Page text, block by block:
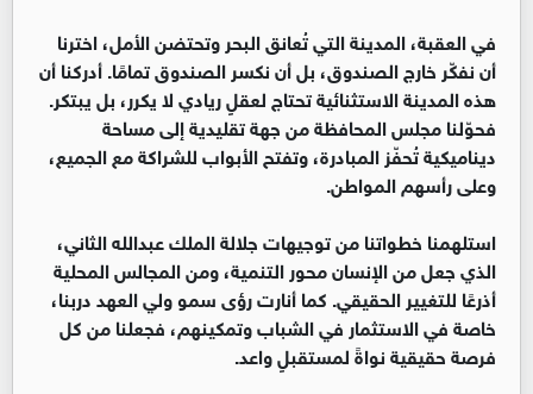
في العقبة، المدينة التي تُعانق البحر وتحتضن الأمل، اخترنا
أن نفكّر خارج الصندوق، بل أن نكسر الصندوق تمامًا. أدركنا أن
هذه المدينة الاستثنائية تحتاج لعقلٍ ريادي لا يكرر، بل يبتكر.
فحوّلنا مجلس المحافظة من جهة تقليدية إلى مساحة
ديناميكية تُحفّز المبادرة، وتفتح الأبواب للشراكة مع الجميع،
وعلى رأسهم المواطن.
استلهمنا خطواتنا من توجيهات جلالة الملك عبدالله الثاني،
الذي جعل من الإنسان محور التنمية، ومن المجالس المحلية
أذرعًا للتغيير الحقيقي. كما أنارت رؤى سمو ولي العهد دربنا،
خاصة في الاستثمار في الشباب وتمكينهم، فجعلنا من كل
فرصة حقيقية نواةً لمستقبلٍ واعد.